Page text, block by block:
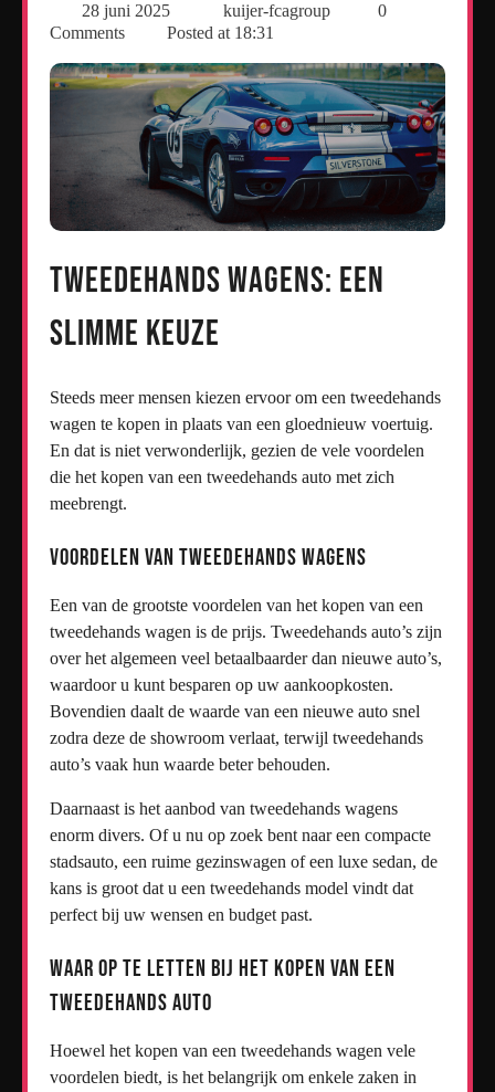
28 juni 2025 kuijer-fcagroup
0
Comments
Posted at 18:31
Tweedehands Wagens: Een
Slimme Keuze
Steeds meer mensen kiezen ervoor om een tweedehands
wagen te kopen in plaats van een gloednieuw voertuig.
En dat is niet verwonderlijk, gezien de vele voordelen
die het kopen van een tweedehands auto met zich
meebrengt.
Voordelen van Tweedehands Wagens
Een van de grootste voordelen van het kopen van een
tweedehands wagen is de prijs. Tweedehands auto’s zijn
over het algemeen veel betaalbaarder dan nieuwe auto’s,
waardoor u kunt besparen op uw aankoopkosten.
Bovendien daalt de waarde van een nieuwe auto snel
zodra deze de showroom verlaat, terwijl tweedehands
auto’s vaak hun waarde beter behouden.
Daarnaast is het aanbod van tweedehands wagens
enorm divers. Of u nu op zoek bent naar een compacte
stadsauto, een ruime gezinswagen of een luxe sedan, de
kans is groot dat u een tweedehands model vindt dat
perfect bij uw wensen en budget past.
Waar op te Letten bij het Kopen van een
Tweedehands Auto
Hoewel het kopen van een tweedehands wagen vele
voordelen biedt, is het belangrijk om enkele zaken in